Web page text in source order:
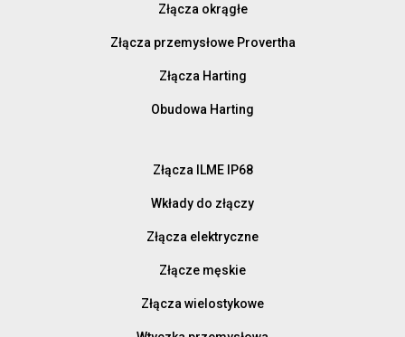
Złącza okrągłe
Złącza przemysłowe Provertha
Złącza Harting
Obudowa Harting
Złącza ILME IP68
Wkłady do złączy
Złącza elektryczne
Złącze męskie
Złącza wielostykowe